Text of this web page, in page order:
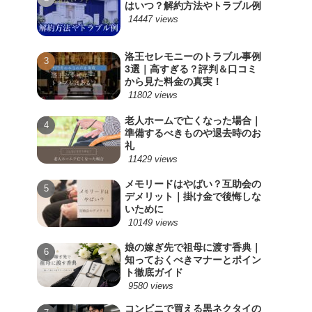
はいつ？解約方法やトラブル例
14447 views
洛王セレモニーのトラブル事例
3選｜高すぎる？評判＆口コミ
から見た料金の真実！
11802 views
老人ホームで亡くなった場合｜
準備するべきものや退去時のお
礼
11429 views
メモリードはやばい？互助会の
デメリット｜掛け金で後悔しな
いために
10149 views
娘の嫁ぎ先で祖母に渡す香典｜
知っておくべきマナーとポイン
ト徹底ガイド
9580 views
コンビニで買える黒ネクタイの